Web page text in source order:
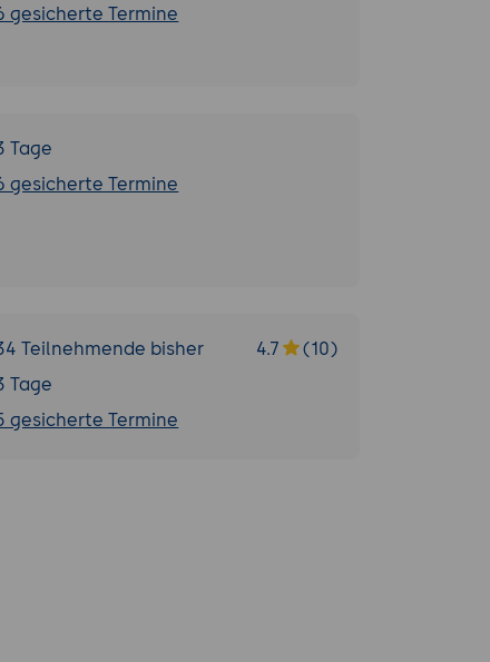
gesicherte Termine
Tage
gesicherte Termine
Teilnehmende bisher 4.7
(10)
Tage
gesicherte Termine